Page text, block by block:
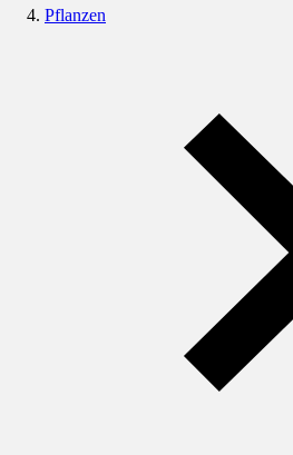
Pflanzen